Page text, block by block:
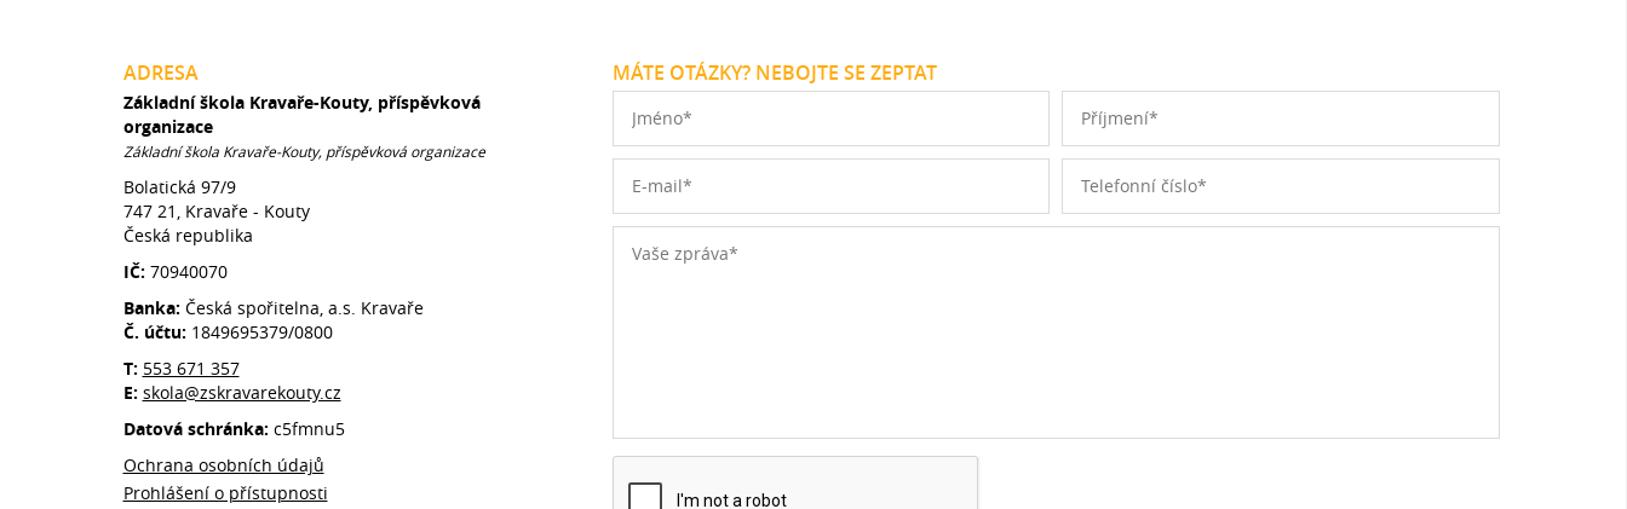
ADRESA
Základní škola Kravaře-Kouty, příspěvková
organizace
Základní škola Kravaře-Kouty, příspěvková organizace
Bolatická 97/9
747 21, Kravaře - Kouty
Česká republika
IČ: 70940070
Banka: Česká spořitelna, a.s. Kravaře
Č. účtu: 1849695379/0800
T: 553 671 357
E: skola@zskravarekouty.cz
Datová schránka: c5fmnu5
Ochrana osobních údajů
Prohlášení o přístupnosti
MÁTE OTÁZKY? NEBOJTE SE ZEPTAT